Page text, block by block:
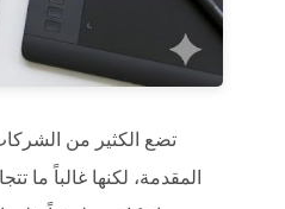
المقدمة، لكنها غالباً ما